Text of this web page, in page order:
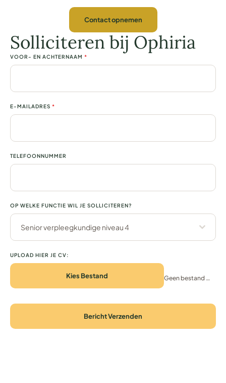
Contact opnemen
Solliciteren bij Ophiria
VOOR- EN ACHTERNAAM *
E-MAILADRES *
TELEFOONNUMMER
OP WELKE FUNCTIE WIL JE SOLLICITEREN?
Senior verpleegkundige niveau 4
UPLOAD HIER JE CV:
Kies Bestand Geen bestand gekozen
Bericht Verzenden